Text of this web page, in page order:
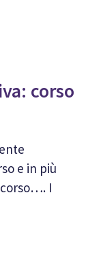
corso
e in più
I